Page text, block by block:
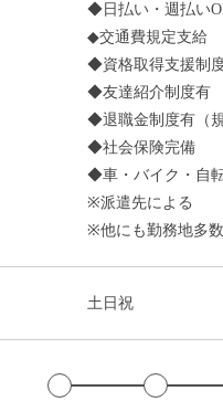
◆日払い・週払い
◆交通費規定支給
◆資格取得支援制
◆友達紹介制度有
◆退職金制度有（規
◆社会保険完備
◆車・バイク・自
※派遣先による
※他にも勤務地多
土日祝